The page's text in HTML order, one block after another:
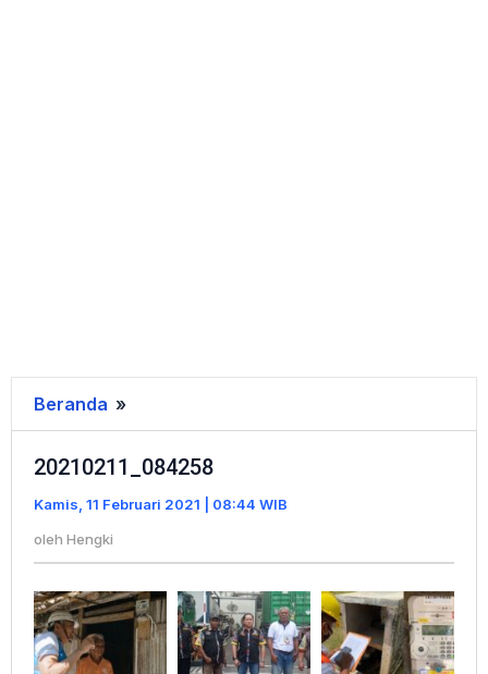
Beranda »
20210211_084258
Kamis, 11 Februari 2021 | 08:44 WIB
oleh Hengki